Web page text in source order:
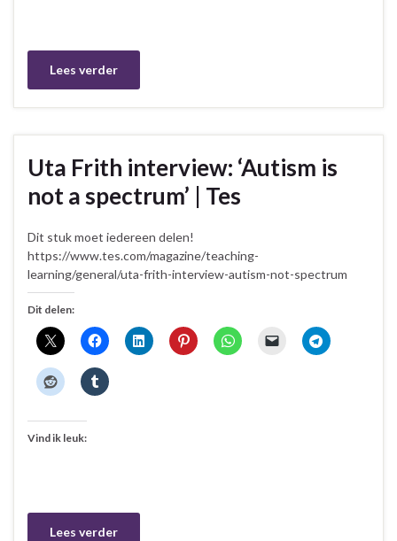
Lees verder
Uta Frith interview: ‘Autism is
not a spectrum’ | Tes
Dit stuk moet iedereen delen!
https://www.tes.com/magazine/teaching-
learning/general/uta-frith-interview-autism-not-spectrum
Dit delen:
Vind ik leuk:
Lees verder